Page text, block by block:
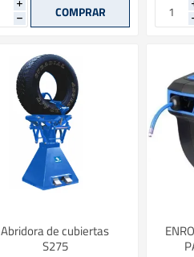
i
h
Abridora de cubiertas
S275